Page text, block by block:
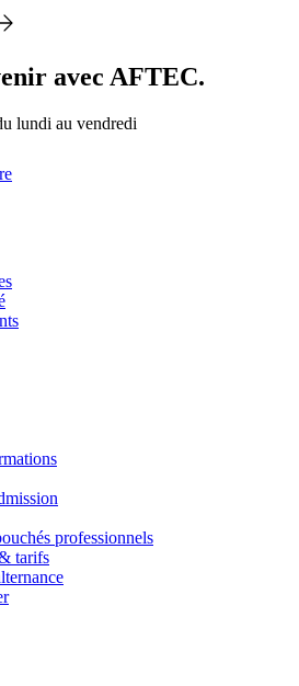
avec AFTEC.
lundi au vendredi
professionnels
tarifs